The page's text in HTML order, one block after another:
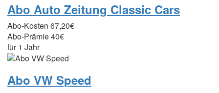
Abo Auto Zeitung Classic Cars
Abo-Kosten 67,20€
Abo-Prämie40€
für 1 Jahr
Abo VW Speed